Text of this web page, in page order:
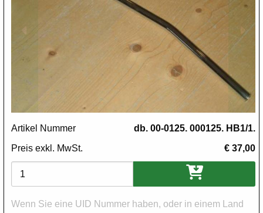
Artikel Nummer
db. 00-0125. 000125. HB1/1.
Preis exkl. MwSt.
€ 37,00
Varianten
Wenn Sie eine UID Nummer haben, oder in einem Land